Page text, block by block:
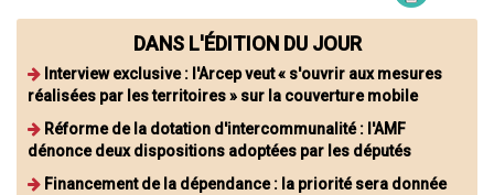
DANS L'ÉDITION DU JOUR
Interview exclusive : l'Arcep veut « s'ouvrir aux mesures
réalisées par les territoires » sur la couverture mobile
Réforme de la dotation d'intercommunalité : l'AMF
dénonce deux dispositions adoptées par les députés
Financement de la dépendance : la priorité sera donnée